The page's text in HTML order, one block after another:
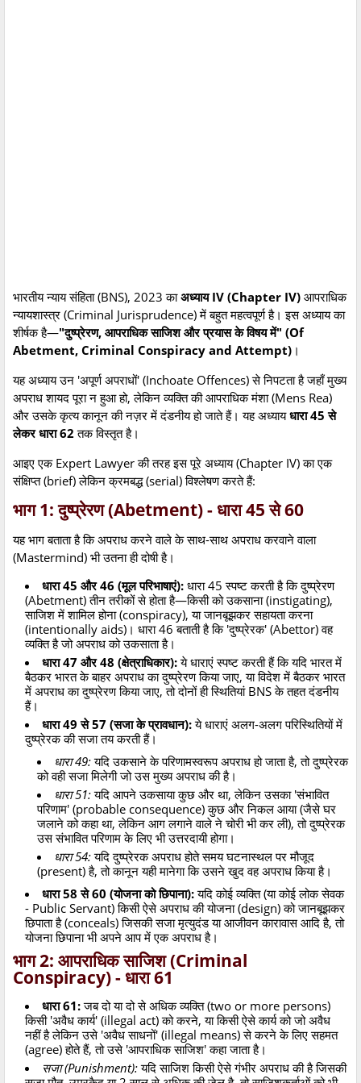
भारतीय न्याय संहिता (BNS), 2023 काअध्याय IV (Chapter IV) आपराधिक
न्यायशास्त्र (Criminal Jurisprudence) में बहुत महत्वपूर्ण है। इस अध्याय का
शीर्षक है—"दुष्प्रेरण, आपराधिक साजिश और प्रयास के विषय में" (Of
Abetment, Criminal Conspiracy and Attempt) ।
यह अध्याय उन 'अपूर्ण अपराधों' (Inchoate Offences) से निपटता है जहाँ मुख्य
अपराध शायद पूरा न हुआ हो, लेकिन व्यक्ति की आपराधिक मंशा (Mens Rea)
और उसके कृत्य कानून की नज़र में दंडनीय हो जाते हैं। यह अध्यायधारा 45 से
लेकर धारा 62तक विस्तृत है।
आइए एक Expert Lawyer की तरह इस पूरे अध्याय (Chapter IV) का एक
संक्षिप्त (brief) लेकिन क्रमबद्ध (serial) विश्लेषण करते हैं:
भाग 1: दुष्प्रेरण (Abetment) - धारा 45 से 60
यह भाग बताता है कि अपराध करने वाले के साथ-साथ अपराध करवाने वाला
(Mastermind) भी उतना ही दोषी है।
धारा 45 और 46 (मूल परिभाषाएं): धारा 45 स्पष्ट करती है कि दुष्प्रेरण
(Abetment) तीन तरीकों से होता है—किसी को उकसाना (instigating),
साजिश में शामिल होना (conspiracy), या जानबूझकर सहायता करना
(intentionally aids)। धारा 46 बताती है कि 'दुष्प्रेरक' (Abettor) वह
व्यक्ति है जो अपराध को उकसाता है।
धारा 47 और 48 (क्षेत्राधिकार):ये धाराएं स्पष्ट करती हैं कि यदि भारत में
बैठकर भारत के बाहर अपराध का दुष्प्रेरण किया जाए, या विदेश में बैठकर भारत
में अपराध का दुष्प्रेरण किया जाए, तो दोनों ही स्थितियां BNS के तहत दंडनीय
हैं।
धारा 49 से 57 (सजा के प्रावधान):ये धाराएं अलग-अलग परिस्थितियों में
दुष्प्रेरक की सजा तय करती हैं।
धारा 49:यदि उकसाने के परिणामस्वरूप अपराध हो जाता है, तो दुष्प्रेरक
को वही सजा मिलेगी जो उस मुख्य अपराध की है।
धारा 51:यदि आपने उकसाया कुछ और था, लेकिन उसका 'संभावित
परिणाम' (probable consequence) कुछ और निकल आया (जैसे घर
जलाने को कहा था, लेकिन आग लगाने वाले ने चोरी भी कर ली), तो दुष्प्रेरक
उस संभावित परिणाम के लिए भी उत्तरदायी होगा।
धारा 54:यदि दुष्प्रेरक अपराध होते समय घटनास्थल पर मौजूद
(present) है, तो कानून यही मानेगा कि उसने खुद वह अपराध किया है।
धारा 58 से 60 (योजना को छिपाना):यदि कोई व्यक्ति (या कोई लोक सेवक
- Public Servant) किसी ऐसे अपराध की योजना (design) को जानबूझकर
छिपाता है (conceals) जिसकी सजा मृत्युदंड या आजीवन कारावास आदि है, तो
योजना छिपाना भी अपने आप में एक अपराध है।
भाग 2: आपराधिक साजिश (Criminal
Conspiracy) - धारा 61
धारा 61:जब दो या दो से अधिक व्यक्ति (two or more persons)
किसी 'अवैध कार्य' (illegal act) को करने, या किसी ऐसे कार्य को जो अवैध
नहीं है लेकिन उसे 'अवैध साधनों' (illegal means) से करने के लिए सहमत
(agree) होते हैं, तो उसे 'आपराधिक साजिश' कहा जाता है।
सजा (Punishment):यदि साजिश किसी ऐसे गंभीर अपराध की है जिसकी